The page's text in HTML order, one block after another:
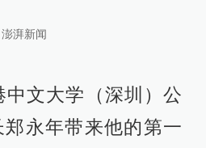
澎湃新闻
文大学（深圳）公
永年带来他的第一